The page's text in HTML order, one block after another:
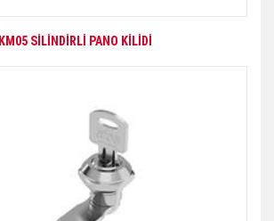
KM05 SİLİNDİRLİ PANO KİLİDİ